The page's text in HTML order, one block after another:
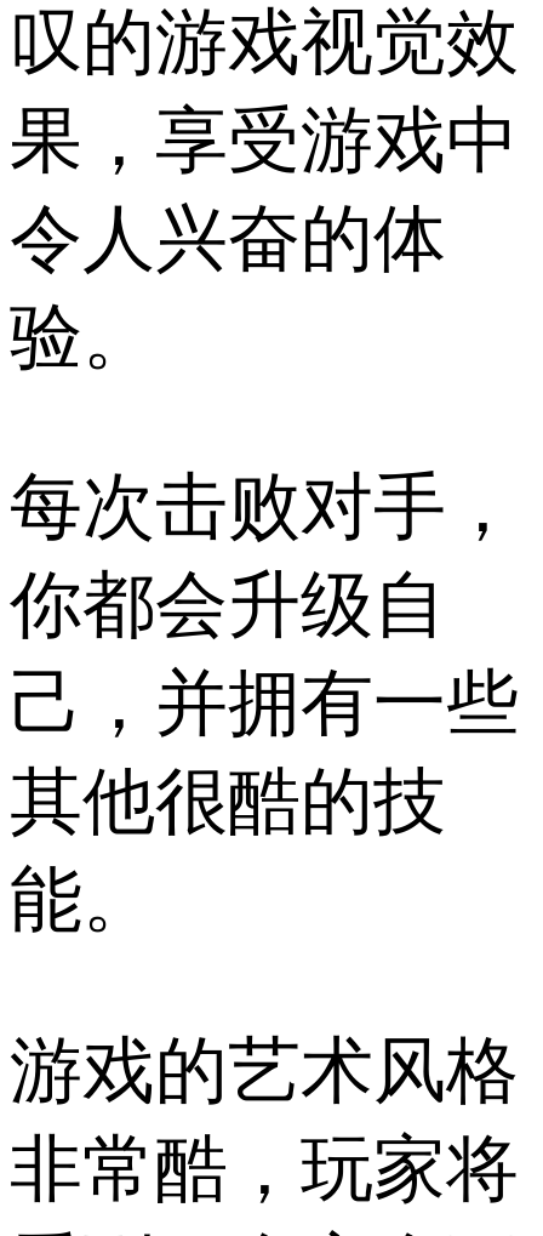
叹的游戏视觉效
果，享受游戏中
令人兴奋的体
验。
每次击败对手，
你都会升级自
己，并拥有一些
其他很酷的技
能。
游戏的艺术风格
非常酷，玩家将